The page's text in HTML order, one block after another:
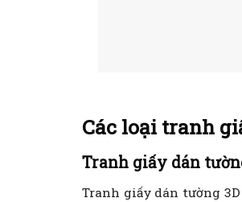
Các loại tranh
Tranh giấy dán
Tranh giấy dán tường